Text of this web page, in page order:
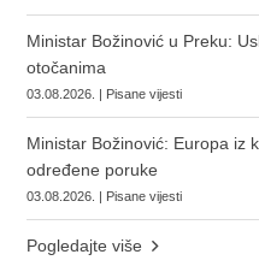
Ministar Božinović u Preku:
otočanima
03.08.2026. | Pisane vijesti
Ministar Božinović: Europa iz
određene poruke
03.08.2026. | Pisane vijesti
Pogledajte više